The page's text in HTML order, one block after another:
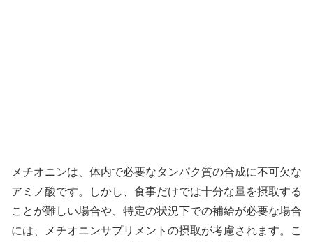
メチオニンは、体内で必要なタンパク質の合成に不可欠な
アミノ酸です。しかし、食事だけでは十分な量を摂取する
ことが難しい場合や、特定の状況下での補給が必要な場合
には、メチオニンサプリメントの摂取が考慮されます。こ